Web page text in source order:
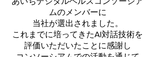
ムのメンバーに
当社が選出されました。
これまでに培ってきたAI対話技術を
評価いただいたことに感謝し